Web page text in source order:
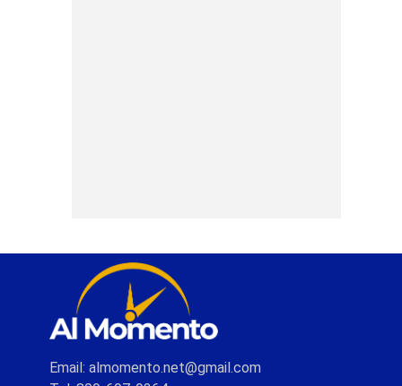
Email: almomento.net@gmail.com